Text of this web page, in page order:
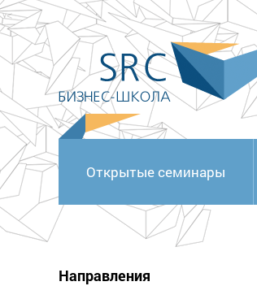
<
Открытые семинары
Направления